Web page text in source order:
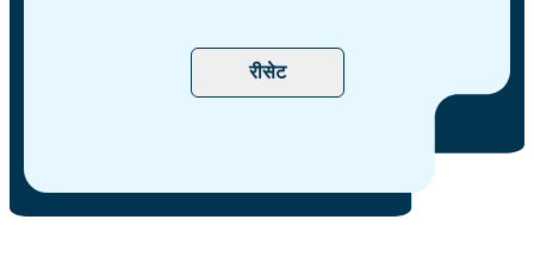
रीसेट